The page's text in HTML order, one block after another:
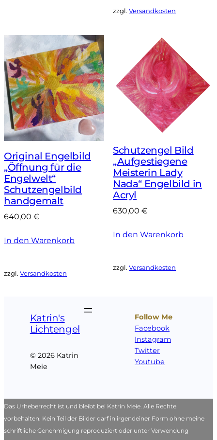
zzgl.Versandkosten
Original Engelbild
„Öffnung für die
Engelwelt“
Schutzengelbild
handgemalt
640,00 €
In den Warenkorb
zzgl. Versandkosten
Schutzengel Bild
„Aufgestiegene
Meisterin Lady
Nada“ Engelbild in
Acryl
630,00€
In den Warenkorb
zzgl.Versandkosten
Katrin's
Lichtengel
© 2026 Katrin
Meie
Follow Me
Facebook
Instagram
Twitter
Youtube
Das Urheberrecht ist und bleibt bei Katrin Meie. Alle Rechte
vorbehalten. Kein Teil der Bilder darf in irgendeiner Form ohne meine
schriftliche Genehmigung reproduziert oder unter Verwendung